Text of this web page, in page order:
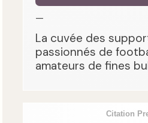
—
La cuvée des
passionnés de
amateurs de fines
Citation